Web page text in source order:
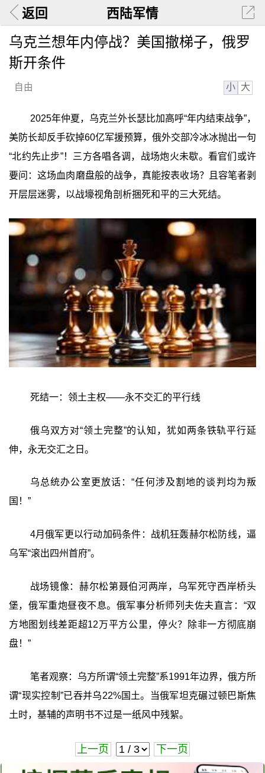
返回 西陆军情
乌克兰想年内停战？美国撤梯子，俄罗
斯开条件
自由 小 大
2025年仲夏，乌克兰外长瑟比加高呼“年内结束战争”，
美防长却反手砍掉60亿军援预算，俄外交部冷冰冰抛出一句
“北约先止步”！三方各唱各调，战场炮火未歇。看官们或许
要问：这场血肉磨盘般的战争，真能按表收场？且容笔者剥
开层层迷雾，以战壕视角剖析捆死和平的三大死结。
死结一：领土主权——永不交汇的平行线
俄乌双方对“领土完整”的认知，犹如两条铁轨平行延
伸，永无交汇之日。
乌总统办公室更放话：“任何涉及割地的谈判均为叛
国！”
4月俄军更以行动加码条件：战机狂轰赫尔松防线，逼
乌军“滚出四州首府”。
战场镜像：赫尔松第聂伯河两岸，乌军死守西岸桥头
堡，俄军重炮昼夜不息。俄军事分析师列夫佐夫直言：“双
方地图划线差距超12万平方公里，停火？除非一方彻底崩
盘！”
笔者观察：乌方所谓“领土完整”系1991年边界，俄方所
谓“现实控制”已吞并乌22%国土。当俄军坦克碾过顿巴斯焦
土时，基辅的声明书不过是一纸风中残絮。
上一页 下一页